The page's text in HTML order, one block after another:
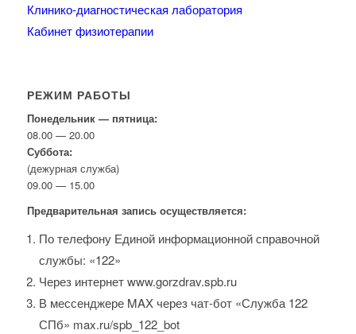
Клинико-диагностическая лаборатория
Кабинет физиотерапии
РЕЖИМ РАБОТЫ
Понедельник — пятница:
08.00 — 20.00
Суббота:
(дежурная служба)
09.00 — 15.00
Предварительная запись осуществляется:
По телефону Единой информационной справочной
службы: «122»
Через интернет www.gorzdrav.spb.ru
В мессенджере MAX через чат-бот «Служба 122
СПб» max.ru/spb_122_bot